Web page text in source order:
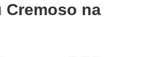
Cremoso na